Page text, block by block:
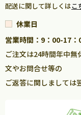
配送に関して詳しくはこ
休業日
営業時間：9：00-17：
ご注文は24時間年中
文やお問合せ等の
ご返答に関しましては